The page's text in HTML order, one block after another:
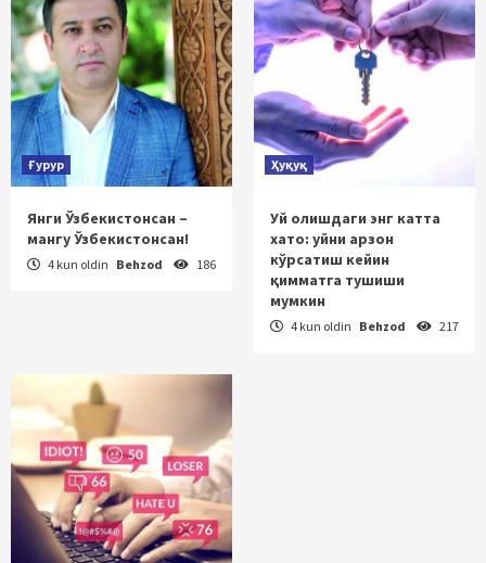
Ғурур
Янги Ўзбекистонсан –
мангу Ўзбекистонсан!
4 kun oldin Behzod 186
Ҳуқуқ
Уй олишдаги энг катта
хато: уйни арзон
кўрсатиш кейин
қимматга тушиши
мумкин
4 kun oldin Behzod 217